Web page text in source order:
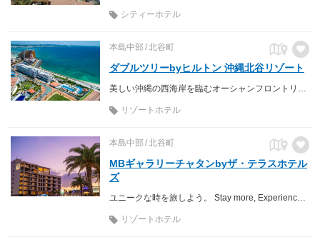
シティーホテル
本島中部 北谷町
ダブルツリーbyヒルトン 沖縄北谷リゾート
リゾートホテル
本島中部 北谷町
MBギャラリーチャタンbyザ・テラスホテル
ズ
ユニークな時を旅しよう。 Stay more, Experience more!
リゾートホテル